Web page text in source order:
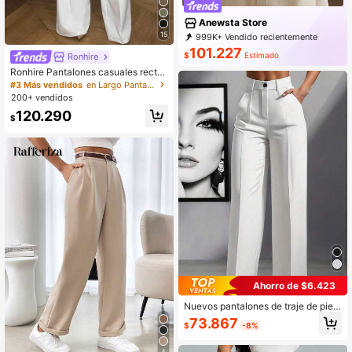
15
Ronhire
Ronhire Pantalones casuales rectos
de cintura alta de unicolor, del traba
jo al fin de semana
#3 Más vendidos
en Largo Pantalones de traje de mujer
200+ vendidos
$120.290
Anewsta Store
999K+ Vendido recientemente
999K+ Recompra
$101.227 Estimado
Ahorro de $6.423
Nuevos pantalones de traje de pier
na recta acampanada de cintura alt
a minimalista y estilizante para muj
$73.867 -8%